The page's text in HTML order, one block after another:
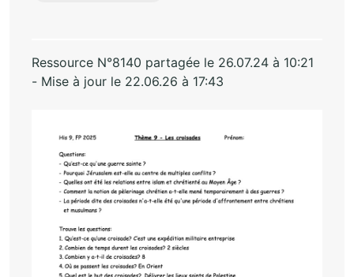
Ressource N°8140 partagée le 26.07.24 à 10:21
- Mise à jour le 22.06.26 à 17:43